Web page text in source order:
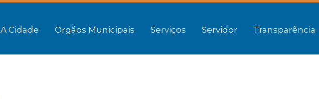
A Cidade Orgãos Municipais Serviços Servidor Transparência